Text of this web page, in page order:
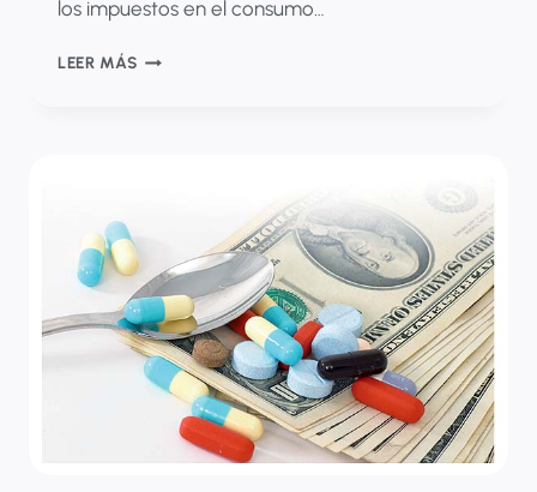
los impuestos en el consumo…
LEER MÁSLA
DEMANDA
EN
EL
SECTOR
DE
LA
SALUD